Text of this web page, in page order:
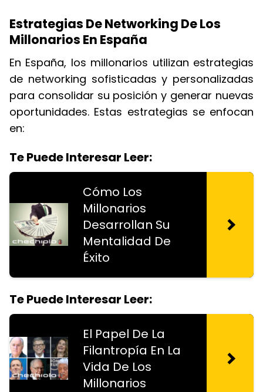
Estrategias De Networking De Los
Millonarios En España
En España, los millonarios utilizan estrategias
de networking sofisticadas y personalizadas
para consolidar su posición y generar nuevas
oportunidades. Estas estrategias se enfocan
en:
Te Puede Interesar Leer:
Cómo Los
Millonarios
Desarrollan Su
Mentalidad De
Éxito
Te Puede Interesar Leer:
El Papel De La
Filantropía En La
Vida De Los
Millonarios